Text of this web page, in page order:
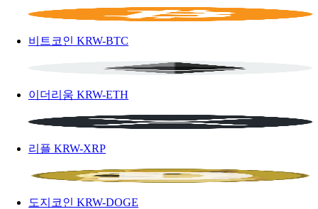
비트코인 KRW-BTC
이더리움 KRW-ETH
리플 KRW-XRP
도지코인 KRW-DOGE